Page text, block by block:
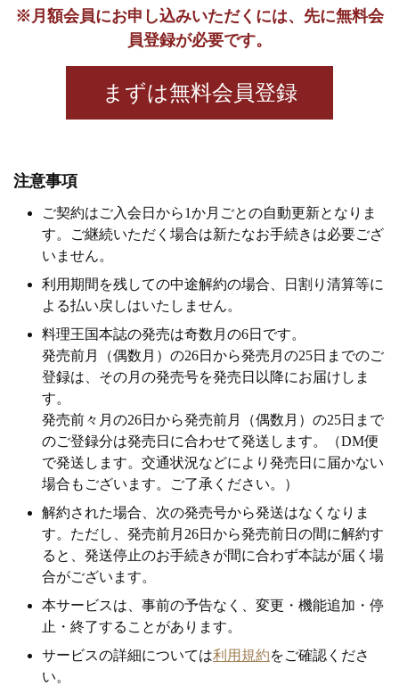
※月額会員にお申し込みいただくには、先に無料会
員登録が必要です。
注意事項
ご契約はご入会日から1か月ごとの自動更新となりま
す。ご継続いただく場合は新たなお手続きは必要ござ
いません。
利用期間を残しての中途解約の場合、日割り清算等に
よる払い戻しはいたしません。
料理王国本誌の発売は奇数月の6日です。
発売前月（偶数月）の26日から発売月の25日までのご
登録は、その月の発売号を発売日以降にお届けしま
す。
発売前々月の26日から発売前月（偶数月）の25日まで
のご登録分は発売日に合わせて発送します。（DM便
で発送します。交通状況などにより発売日に届かない
場合もございます。ご了承ください。）
解約された場合、次の発売号から発送はなくなりま
す。ただし、発売前月26日から発売前日の間に解約す
ると、発送停止のお手続きが間に合わず本誌が届く場
合がございます。
本サービスは、事前の予告なく、変更・機能追加・停
止・終了することがあります。
サービスの詳細については利用規約をご確認くださ
い。